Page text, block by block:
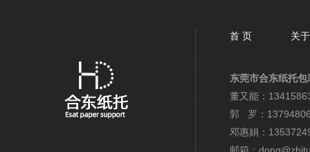
首 页 关
东莞市合东纸托
董又能：
郭 罗：
邓惠娟：